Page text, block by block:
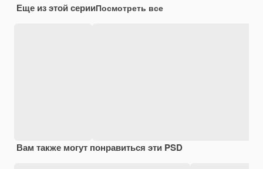
Еще из этой серииПосмотреть все
Вам также могут понравиться эти PSD